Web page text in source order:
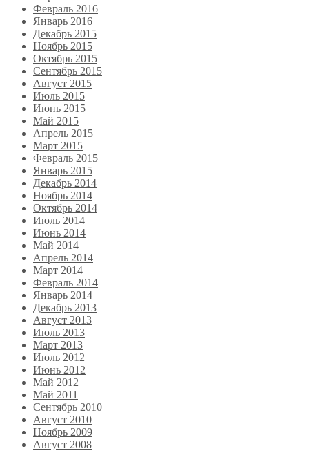
Февраль 2016
Январь 2016
Декабрь 2015
Ноябрь 2015
Октябрь 2015
Сентябрь 2015
Август 2015
Июль 2015
Июнь 2015
Май 2015
Апрель 2015
Март 2015
Февраль 2015
Январь 2015
Декабрь 2014
Ноябрь 2014
Октябрь 2014
Июль 2014
Июнь 2014
Май 2014
Апрель 2014
Март 2014
Февраль 2014
Январь 2014
Декабрь 2013
Август 2013
Июль 2013
Март 2013
Июль 2012
Июнь 2012
Май 2012
Май 2011
Сентябрь 2010
Август 2010
Ноябрь 2009
Август 2008